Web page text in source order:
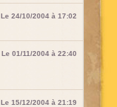
Le 24/10/2004 à 17:02
Le 01/11/2004 à 22:40
Le 15/12/2004 à 21:19